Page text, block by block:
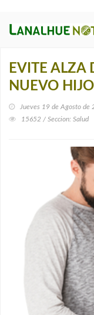
EVITE ALZA
NUEVO HIJO
Jueves 19 de Agosto de
15652 / Seccion: Salud